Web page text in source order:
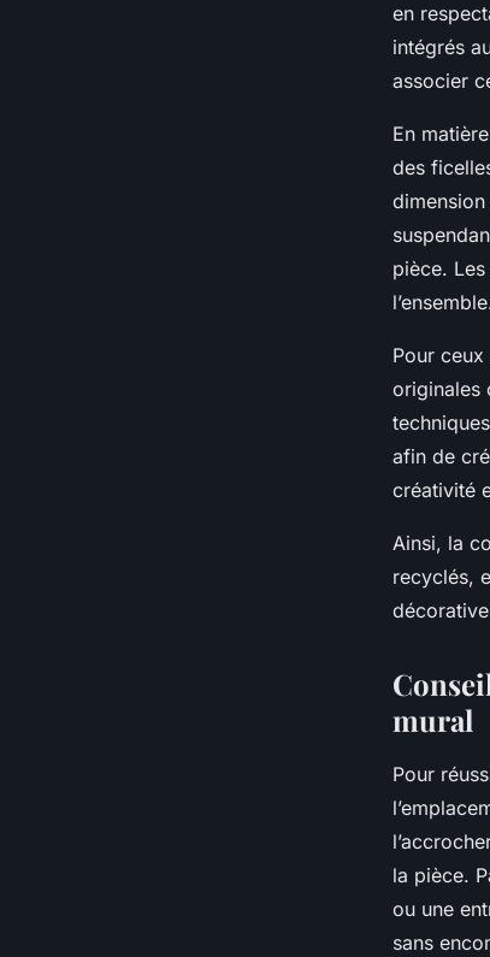
en
intégrés
associer
En
des
pièce.
Pour
originales
afin de
créativité
Ainsi, la
recyclés,
mural
Pour
la pièce.
ou une
sans